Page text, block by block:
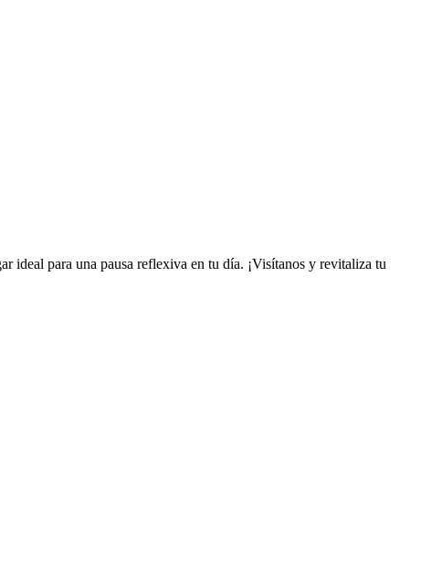
ideal para una pausa reflexiva en tu día. ¡Visítanos y revitaliza tu